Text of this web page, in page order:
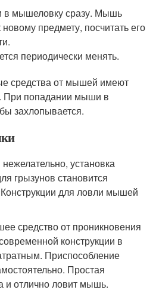
в мышеловку сразу. Мышь
предмету, посчитать его
периодически менять.
средства от мышей имеют
При попадании мыши в
захлопывается.
установка
грызунов становится
для ловли мышей
средство от проникновения
конструкции в
Приспособление
Простая
и отлично ловит мышь.